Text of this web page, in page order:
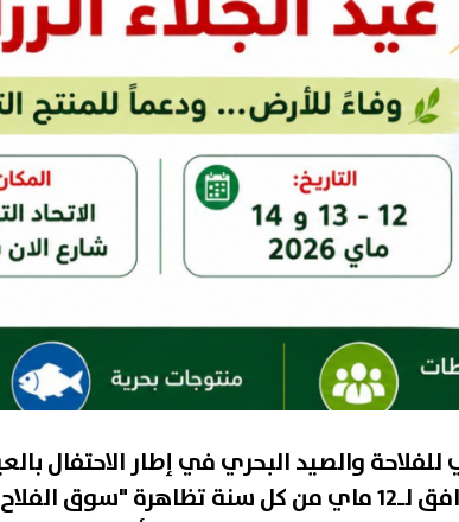
الوطني للفلاحة الموافق لـ12 ماي من كل سنة تظاهرة "سوق الفلاح